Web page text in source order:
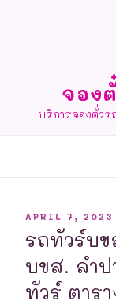
จอง
บริการจองตั๋วร
POSTED
APRIL 7, 2023
รถทัวร์บ
บขส. ลำป
ทัวร์ ตาร